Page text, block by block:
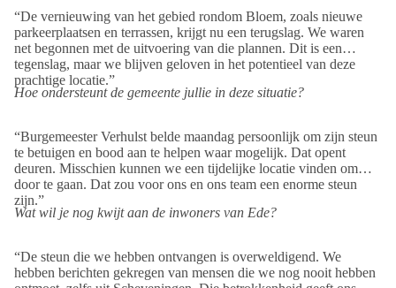
“De vernieuwing van het gebied rondom Bloem, zoals nieuwe
parkeerplaatsen en terrassen, krijgt nu een terugslag. We waren
net begonnen met de uitvoering van die plannen. Dit is een
tegenslag, maar we blijven geloven in het potentieel van deze
prachtige locatie.”
Hoe ondersteunt de gemeente jullie in deze situatie?
“Burgemeester Verhulst belde maandag persoonlijk om zijn steun
te betuigen en bood aan te helpen waar mogelijk. Dat opent
deuren. Misschien kunnen we een tijdelijke locatie vinden om
door te gaan. Dat zou voor ons en ons team een enorme steun
zijn.”
Wat wil je nog kwijt aan de inwoners van Ede?
“De steun die we hebben ontvangen is overweldigend. We
hebben berichten gekregen van mensen die we nog nooit hebben